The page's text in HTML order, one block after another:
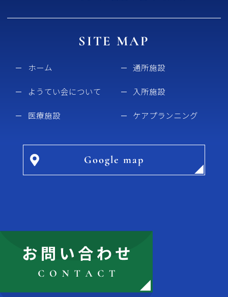
SITE MAP
ホーム 通所施設
ようてい会について 入所施設
医療施設 ケアプランニング
Google map